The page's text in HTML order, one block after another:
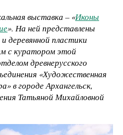
выставка – «Иконы
». На ней представлены
деревянной пластики
с куратором этой
древнерусского
«Художественная
в городе Архангельск,
Татьяной Михайловной